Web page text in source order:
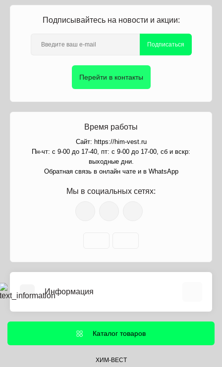
Подписывайтесь на новости и акции:
Подписаться
Перейти в контакты
Время работы
Сайт: https://him-vest.ru
Пн-чт: с 9-00 до 17-40, пт: с 9-00 до 17-00, сб и вскр:
выходные дни.
Обратная связь в онлайн чате и в WhatsApp
Мы в социальных сетях:
Информация
Информация о доставке
Политика безопасности
Каталог товаров
ХИМ-ВЕСТ